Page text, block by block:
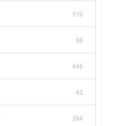
110
88
446
42
204